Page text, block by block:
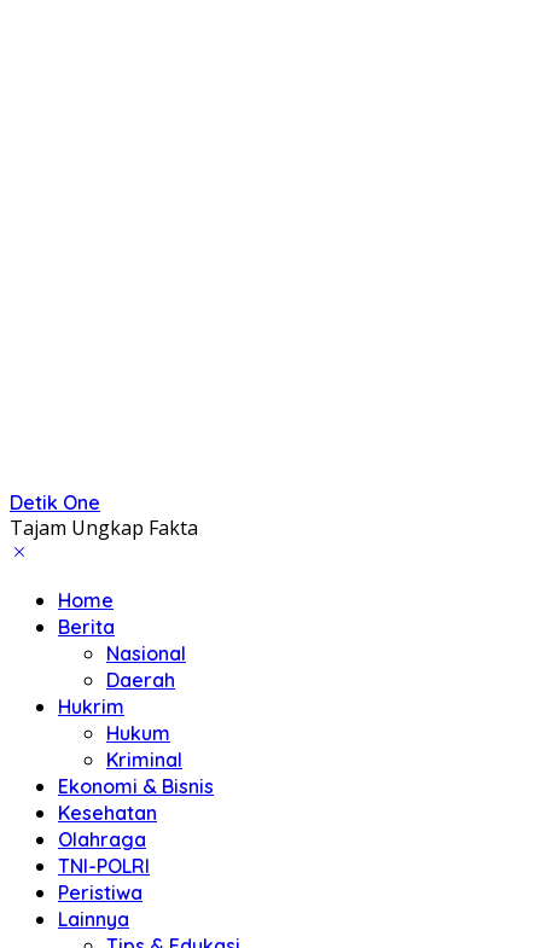
Detik One
Tajam Ungkap Fakta
Home
Berita
Nasional
Daerah
Hukrim
Hukum
Kriminal
Ekonomi & Bisnis
Kesehatan
Olahraga
TNI-POLRI
Peristiwa
Lainnya